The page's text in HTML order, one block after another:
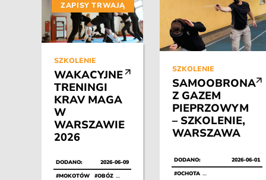
ZAPISY TRWAJĄ
SZKOLENIE
WAKACYJNE
TRENINGI
KRAV MAGA
W
WARSZAWIE
2026
DODANO:
2026-06-09
#MOKOTÓW
#OBÓZ #WARSZAWA
SZKOLENIE
SAMOOBRONA
Z GAZEM
PIEPRZOWYM
– SZKOLENIE,
WARSZAWA
DODANO:
2026-06-01
#OCHOTA
#SZKOLENIA Z ANIĄ